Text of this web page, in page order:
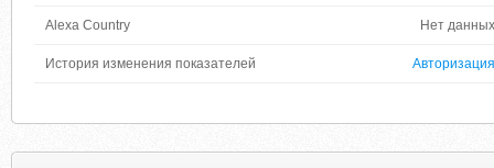
Alexa Country Нет данных
История изменения показателей Авторизация